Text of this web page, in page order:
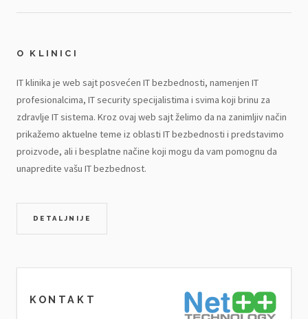
O KLINICI
IT klinika je web sajt posvećen IT bezbednosti, namenjen IT
profesionalcima, IT security specijalistima i svima koji brinu za
zdravlje IT sistema. Kroz ovaj web sajt želimo da na zanimljiv način
prikažemo aktuelne teme iz oblasti IT bezbednosti i predstavimo
proizvode, ali i besplatne načine koji mogu da vam pomognu da
unapredite vašu IT bezbednost.
DETALJNIJE
KONTAKT